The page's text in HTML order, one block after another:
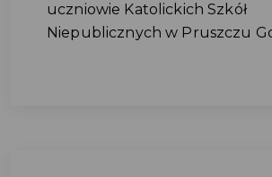
uczniowie Katolickich Szkół
Niepublicznych w Pruszczu